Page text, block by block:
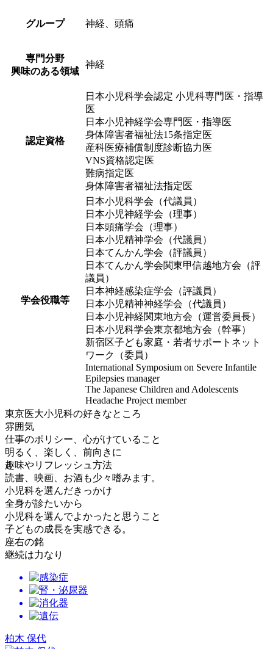
グループ 神経、頭痛
専門分野
興味のある領域
神経
認定資格
日本小児科学会認定 小児科専門医・指導
医
日本小児神経学会専門医・指導医
身体障害者福祉法15条指定医
産科医療補償制度診断協力医
VNS資格認定医
難病指定医
身体障害者福祉法指定医
学会役職等
日本小児科学会（代議員）
日本小児神経学会（理事）
日本頭痛学会（理事）
日本小児精神学会（代議員）
日本てんかん学会（評議員）
日本てんかん学会関東甲信越地方会（評
議員）
日本神経感染症学会（評議員）
日本小児精神神経学会（代議員）
日本小児神経関東地方会（運営委員長）
日本小児科学会東京都地方会（幹事）
新宿区子ども家庭・若者サポートネット
ワーク（委員）
International Symposium on Severe Infantile
Epilepsies manager
The Japanese Children and Adolescents
Headache Project member
東京医大小児科の好きなところ
雰囲気
仕事のポリシー、心がけていること
明るく、楽しく、前向きに
趣味やリフレッシュ方法
読書、映画、お酒も少々嗜みます。
小児科を選んだきっかけ
全身が診たいから
小児科を選んでよかったと思うこと
子どもの成長を実感できる。
座右の銘
継続は力なり
柏木 保代